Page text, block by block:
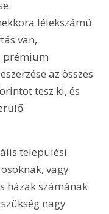
lélekszámú
van,
prémium
az összes
tesz ki, és
települési
vagy
házak számának
nagy